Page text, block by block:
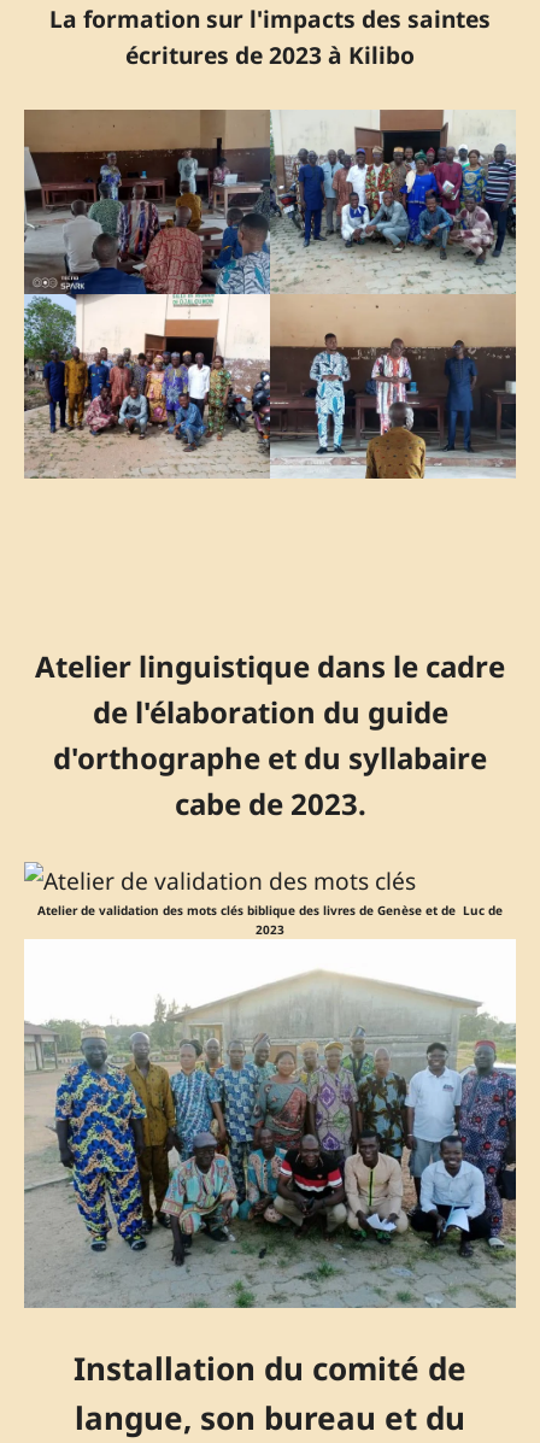
La formation sur l'impacts des saintes
écritures de 2023 à Kilibo
Atelier linguistique dans le cadre
de l'élaboration du guide
d'orthographe et du syllabaire
cabe de 2023.
Atelier de validation des mots clés biblique des livres de Genèse et de Luc de
2023
Installation du comité de
langue, son bureau et du